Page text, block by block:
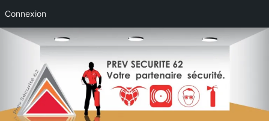
Connexion
Aller